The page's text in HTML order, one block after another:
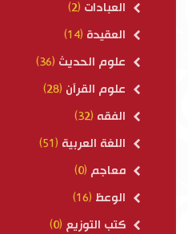
العبادات (2)
العقيدة (14)
علوم الحديث (36)
علوم القرآن (28)
الفقه (32)
اللغة العربية (51)
معاجم (0)
الوعظ (16)
كتب التوزيع (0)